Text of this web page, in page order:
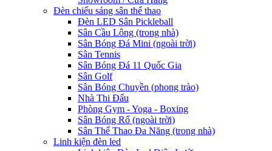
Đèn chiếu sáng sân thể thao
Đèn LED Sân Pickleball
Sân Cầu Lông (trong nhà)
Sân Bóng Đá Mini (ngoài trời)
Sân Tennis
Sân Bóng Đá 11 Quốc Gia
Sân Golf
Sân Bóng Chuyền (phong trào)
Nhà Thi Đấu
Phòng Gym - Yoga - Boxing
Sân Bóng Rổ (ngoài trời)
Sân Thể Thao Đa Năng (trong nhà)
Linh kiện đèn led